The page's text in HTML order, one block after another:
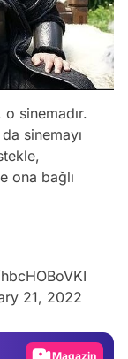
sinemadır.
sinemayı
ona bağlı
21, 2022
Test
Gündem
Video